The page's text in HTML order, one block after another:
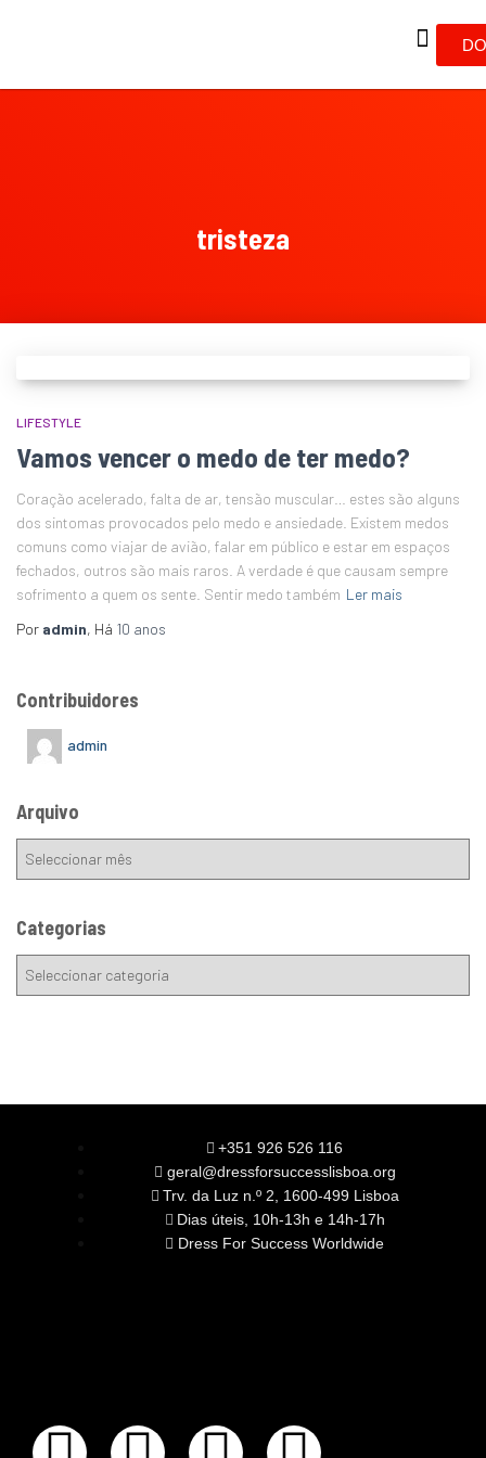
tristeza
LIFESTYLE
Vamos vencer o medo de ter medo?
Coração acelerado, falta de ar, tensão muscular… estes são alguns
dos sintomas provocados pelo medo e ansiedade. Existem medos
comuns como viajar de avião, falar em público e estar em espaços
fechados, outros são mais raros. A verdade é que causam sempre
sofrimento a quem os sente. Sentir medo também Ler mais
Por admin, Há 10 anos
Contribuidores
admin
Arquivo
Categorias
+351 926 526 116
geral@dressforsuccesslisboa.org
Trv. da Luz n.º 2, 1600-499 Lisboa
Dias úteis, 10h-13h e 14h-17h
Dress For Success Worldwide